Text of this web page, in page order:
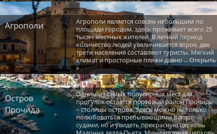
Агрополи
Агрополи является совсем небольшим по
площади городом, здесь проживает всего 25
тысяч местных жителей. В летний период
количество людей увеличивается втрое, две
трети населения составляют туристы. Мягкий
климат и просторные пляжи давно ... Открыть
»
Остров
Прочида
Одним из самых популярных мест для
прогулок остается портовый район Прочиды
– столицы острова. Здесь можно не только
полюбоваться пребывающими в порт
судами, но и увидеть прекрасную церковь